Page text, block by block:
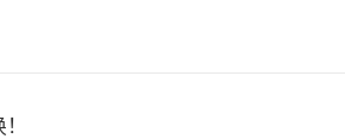
、智能抠图等多种功能。